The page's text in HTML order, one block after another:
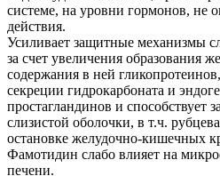
системе, на уровни гормонов, не
действия.
Усиливает защитные механизмы
за счет увеличения образования
содержания в ней
секреции гидрокарбоната и
простагландинов и
слизистой оболочки, в т.ч.
остановке желудочно-кишечных
Фамотидин слабо влияет на
печени.